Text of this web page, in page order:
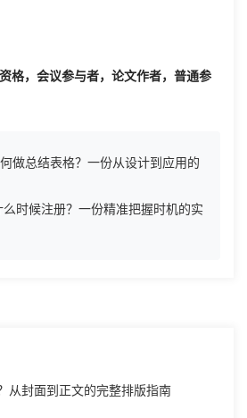
格，会议参与者，论文作者，普通参
做总结表格？一份从设计到应用的
时候注册？一份精准把握时机的实
从封面到正文的完整排版指南